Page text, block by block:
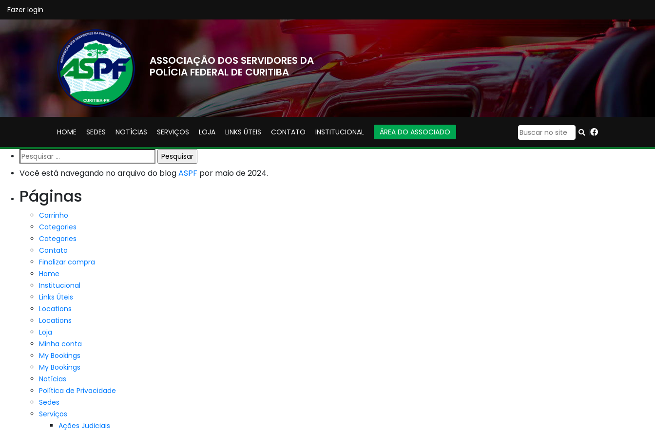
Fazer login
ASSOCIAÇÃO DOS SERVIDORES DA
POLÍCIA FEDERAL DE CURITIBA
HOME SEDES NOTÍCIAS SERVIÇOS LOJA LINKS ÚTEIS CONTATO INSTITUCIONAL ÁREA DO ASSOCIADO |
Pesquisar
por:
Você está navegando no arquivo do blogASPF por maio de 2024.
Páginas
Carrinho
Categories
Categories
Contato
Finalizar compra
Home
Institucional
Links Úteis
Locations
Locations
Loja
Minha conta
My Bookings
My Bookings
Notícias
Política de Privacidade
Sedes
Serviços
Ações Judiciais